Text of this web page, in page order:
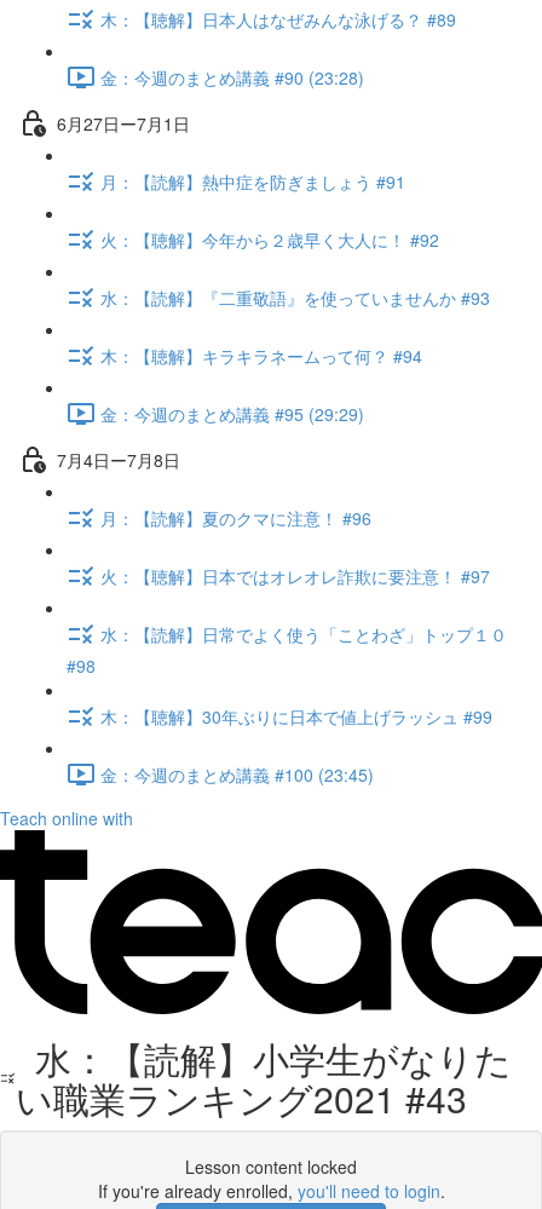
木：【聴解】日本人はなぜみんな泳げる？ #89
金：今週のまとめ講義 #90 (23:28)
6月27日ー7月1日
月：【読解】熱中症を防ぎましょう #91
火：【聴解】今年から２歳早く大人に！ #92
水：【読解】『二重敬語』を使っていませんか #93
木：【聴解】キラキラネームって何？ #94
金：今週のまとめ講義 #95 (29:29)
7月4日ー7月8日
月：【読解】夏のクマに注意！ #96
火：【聴解】日本ではオレオレ詐欺に要注意！ #97
水：【読解】日常でよく使う「ことわざ」トップ１０
#98
木：【聴解】30年ぶりに日本で値上げラッシュ #99
金：今週のまとめ講義 #100 (23:45)
Teach online with
水：【読解】小学生がなりた
い職業ランキング2021 #43
Lesson content locked
If you're already enrolled, you'll need to login.